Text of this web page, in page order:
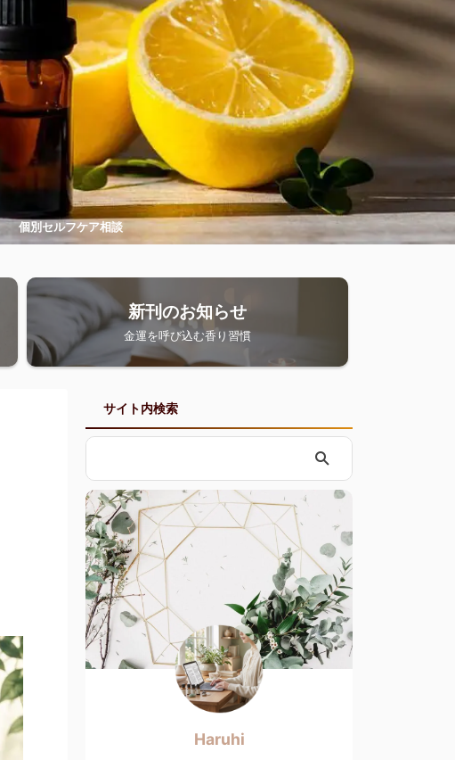
個別セルフケア相談
新刊のお知らせ
金運を呼び込む香り習慣
サイト内検索
Haruhi